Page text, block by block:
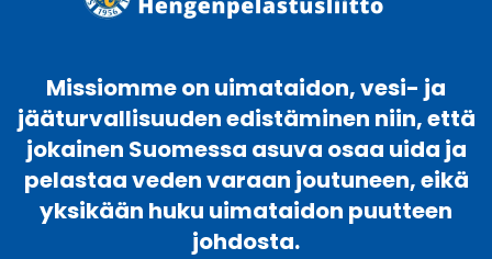
Missiomme on uimataidon, vesi- ja
jääturvallisuuden edistäminen niin, että
jokainen Suomessa asuva osaa uida ja
pelastaa veden varaan joutuneen, eikä
yksikään huku uimataidon puutteen
johdosta.